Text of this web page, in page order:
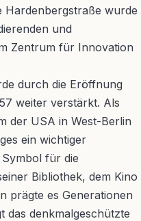
Hardenbergstraße wurde
und
Zentrum für Innovation
durch die Eröffnung
weiter verstärkt. Als
der USA in West-Berlin
ein wichtiger
für die
Bibliothek, dem Kino
prägte es Generationen
das denkmalgeschützte